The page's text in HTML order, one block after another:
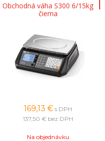
Obchodná váha S300 6/15kg
čierna
169,13 € s DPH
137,50 € bez DPH
Na objednávku